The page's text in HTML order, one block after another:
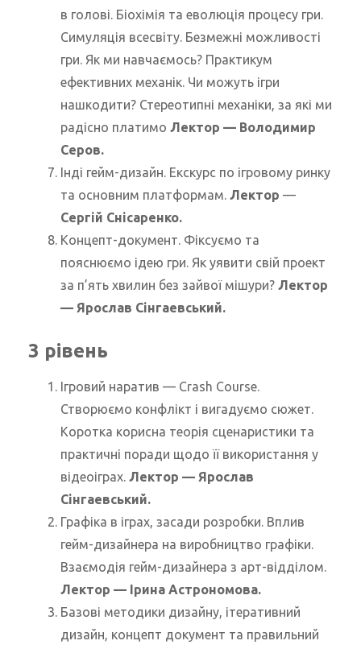
в голові. Біохімія та еволюція процесу гри.
Симуляція всесвіту. Безмежні можливості
гри. Як ми навчаємось? Практикум
ефективних механік. Чи можуть ігри
нашкодити? Стереотипні механіки, за які ми
радісно платимо Лектор — Володимир
Серов.
Інді гейм-дизайн. Екскурс по ігровому ринку
та основним платформам. Лектор —
Сергій Снісаренко.
Концепт-документ. Фіксуємо та
пояснюємо ідею гри. Як уявити свій проект
за п’ять хвилин без зайвої мішури? Лектор
— Ярослав Сінгаевський.
3 рівень
Ігровий наратив — Crash Course.
Створюємо конфлікт і вигадуємо сюжет.
Коротка корисна теорія сценаристики та
практичні поради щодо її використання у
відеоіграх. Лектор — Ярослав
Сінгаевський.
Графіка в іграх, засади розробки. Вплив
гейм-дизайнера на виробництво графіки.
Взаємодія гейм-дизайнера з арт-відділом.
Лектор — Ірина Астрономова.
Базові методики дизайну, ітеративний
дизайн, концепт документ та правильний